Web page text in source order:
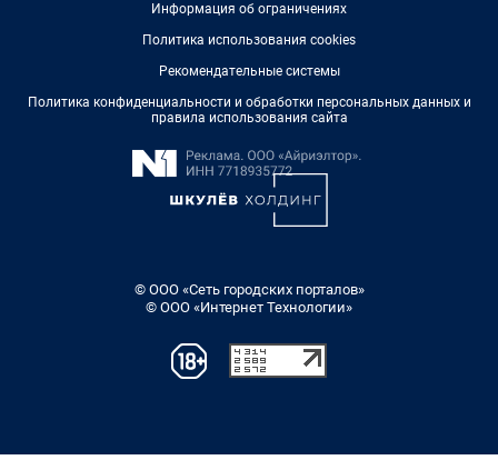
Информация об ограничениях
Политика использования cookies
Рекомендательные системы
Политика конфиденциальности и обработки персональных данных и
правила использования сайта
© ООО «Сеть городских порталов»
© ООО «Интернет Технологии»